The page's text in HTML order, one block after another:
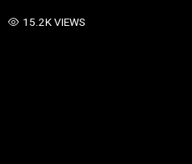
15.2K VIEWS